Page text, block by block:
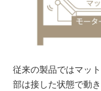
従来の製品ではマッ
部は接した状態で動き